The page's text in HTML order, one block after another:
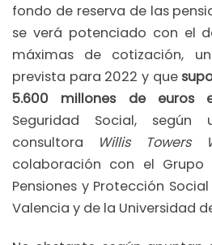
fondo de reserva de las
se verá potenciado con el
máximas de cotización,
prevista para 2022 y que
5.600 millones de euros
Seguridad Social,
consultora
Willis Towers
colaboración con el Grupo
Pensiones y Protección
Valencia y de la Universidad